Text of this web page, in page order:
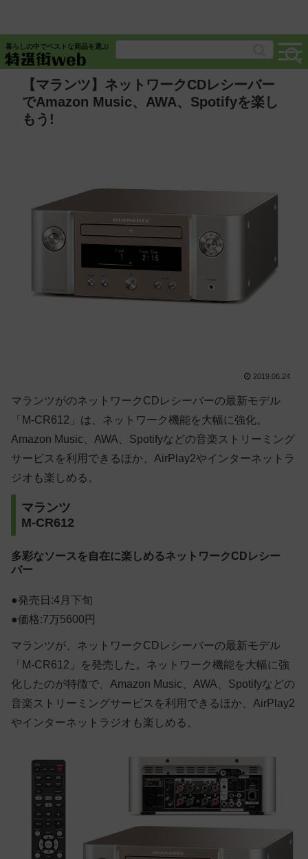
暮らしの中でベストな商品を選ぶ
【マランツ】ネットワークCDレシーバー
でAmazon Music、AWA、Spotifyを楽し
もう!
2019.06.24
マランツがのネットワークCDレシーバーの最新モデル
「M-CR612」は、ネットワーク機能を大幅に強化。
Amazon Music、AWA、Spotifyなどの音楽ストリーミング
サービスを利用できるほか、AirPlay2やインターネットラ
ジオも楽しめる。
マランツ
M-CR612
多彩なソースを自在に楽しめるネットワークCDレシー
バー
●発売日:4月下旬
●価格:7万5600円
マランツが、ネットワークCDレシーバーの最新モデル
「M-CR612」を発売した。ネットワーク機能を大幅に強
化したのが特徴で、Amazon Music、AWA、Spotifyなどの
音楽ストリーミングサービスを利用できるほか、AirPlay2
やインターネットラジオも楽しめる。